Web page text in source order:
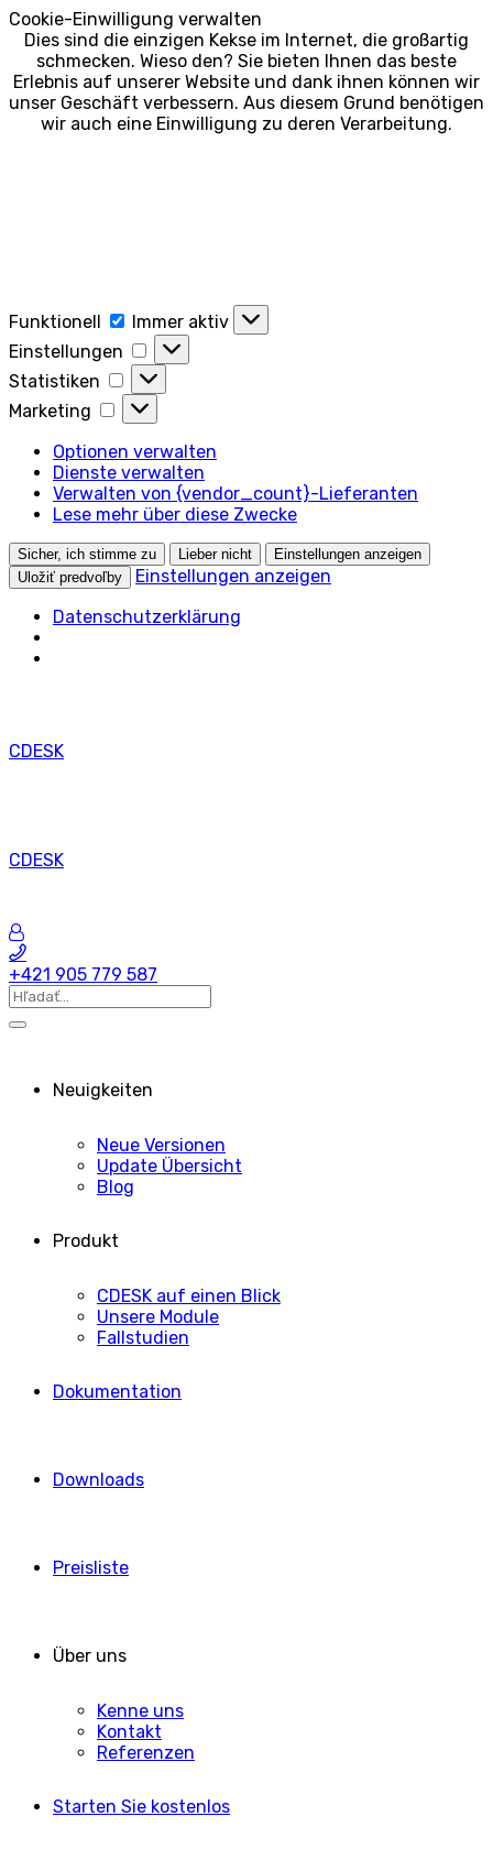
Cookie-Einwilligung verwalten
Dies sind die einzigen Kekse im Internet, die großartig
schmecken. Wieso den? Sie bieten Ihnen das beste
Erlebnis auf unserer Website und dank ihnen können wir
unser Geschäft verbessern. Aus diesem Grund benötigen
wir auch eine Einwilligung zu deren Verarbeitung.
Funktionell Funktionell
Immer aktiv
Einstellungen
Einstellungen
Statistiken
Statistiken
Marketing
Marketing
Optionen verwalten
Dienste verwalten
Verwalten von {vendor_count}-Lieferanten
Lese mehr über diese Zwecke
Sicher, ich stimme zu Lieber nicht
Einstellungen anzeigen
Uložiť predvoľby
Einstellungen anzeigen
Datenschutzerklärung
CDESK
CDESK
+421 905 779 587
Neuigkeiten
Neue Versionen
Update Übersicht
Blog
Produkt
CDESK auf einen Blick
Unsere Module
Fallstudien
Dokumentation
Downloads
Preisliste
Über uns
Kenne uns
Kontakt
Referenzen
Starten Sie kostenlos